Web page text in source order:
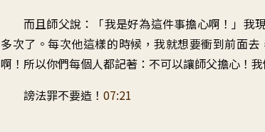
而且師父說 ：「我是好為這件事擔心啊 ！」 我
多次了 。每次他這樣的時候 ，我就想要衝到前面去
啊 ！ 所以你們每個人都記著 ： 不可以讓師父擔心 ！
謗法罪不要造 ！ 07:21